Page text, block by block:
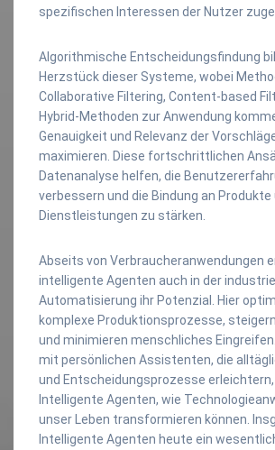
spezifischen Interessen der Nutzer
Algorithmische Entscheidungsfindung
Herzstück dieser Systeme, wobei
Collaborative Filtering, Content-based
Hybrid-Methoden zur Anwendung
Genauigkeit und Relevanz der
maximieren. Diese fortschrittlichen
Datenanalyse helfen, die
verbessern und die Bindung an Produkte
Dienstleistungen zu stärken.
Abseits von Verbraucheranwendungen
intelligente Agenten auch in der
Automatisierung ihr Potenzial. Hier
komplexe Produktionsprozesse,
und minimieren menschliches
mit persönlichen Assistenten, die
und Entscheidungsprozesse
Intelligente Agenten, wie
unser Leben transformieren können.
Intelligente Agenten heute ein